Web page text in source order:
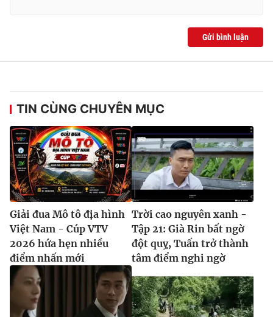
® Cấm sao chép dưới mọi hình thức nếu không có sự chấp
thuận bằng văn bản. Ghi rõ nguồn VTV.vn khi phát hành lại
thông tin từ website này.
Gửi bình luận
TIN CÙNG CHUYÊN MỤC
Giải đua Mô tô địa hình
Việt Nam - Cúp VTV
2026 hứa hẹn nhiều
điểm nhấn mới
Trời cao nguyên xanh -
Tập 21: Già Rin bất ngờ
đột quỵ, Tuấn trở thành
tâm điểm nghi ngờ